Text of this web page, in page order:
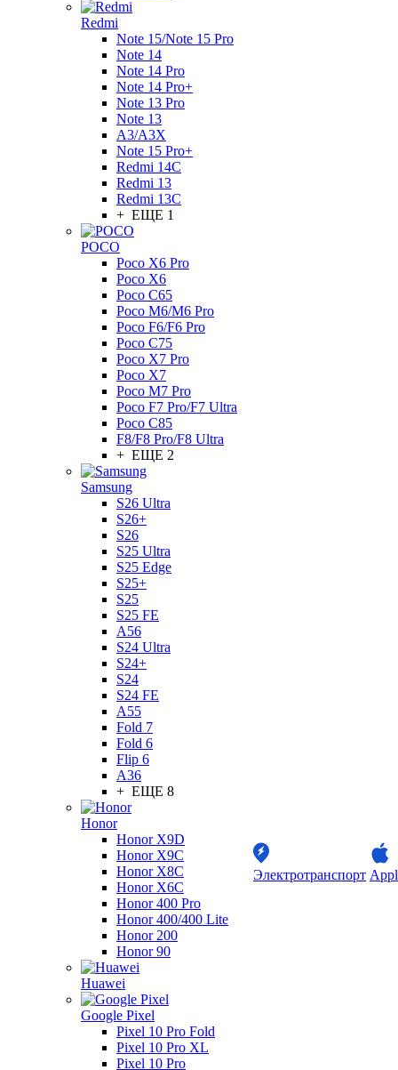
Redmi
Note 15/Note 15 Pro
Note 14
Note 14 Pro
Note 14 Pro+
Note 13 Pro
Note 13
A3/A3X
Note 15 Pro+
Redmi 14C
Redmi 13
Redmi 13C
+ ЕЩЕ 1
POCO
Poco X6 Pro
Poco X6
Poco C65
Poco M6/M6 Pro
Poco F6/F6 Pro
Poco C75
Poco X7 Pro
Poco X7
Poco M7 Pro
Poco F7 Pro/F7 Ultra
Poco C85
F8/F8 Pro/F8 Ultra
+ ЕЩЕ 2
Samsung
S26 Ultra
S26+
S26
S25 Ultra
S25 Edge
S25+
S25
S25 FE
A56
S24 Ultra
S24+
S24
S24 FE
A55
Fold 7
Fold 6
Flip 6
A36
+ ЕЩЕ 8
Honor
Honor X9D
Honor X9C
Honor X8C
Honor X6C
Honor 400 Pro
Honor 400/400 Lite
Honor 200
Honor 90
Huawei
Google Pixel
Pixel 10 Pro Fold
Pixel 10 Pro XL
Pixel 10 Pro
Электротранспорт